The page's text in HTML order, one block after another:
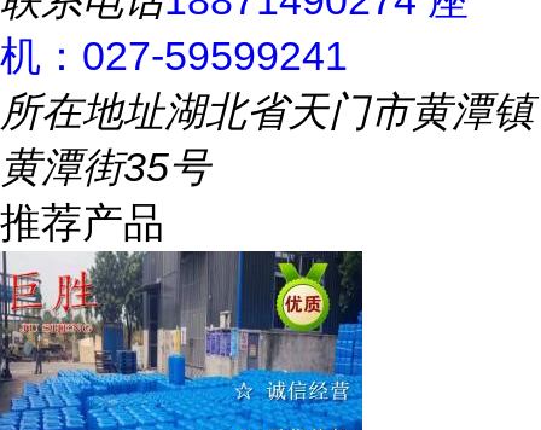
机：027-59599241
所在地址湖北省天门市黄潭镇
黄潭街35号
推荐产品